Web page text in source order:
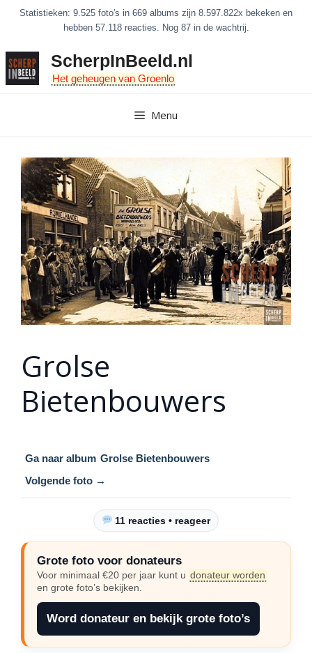
inhoud
Statistieken: 9.525 foto's in 669 albums zijn 8.597.822x bekeken en
hebben 57.118 reacties. Nog 87 in de wachtrij.
ScherpInBeeld.nl
Het geheugen van Groenlo
Menu
Grolse
Bietenbouwers
Ga naar album Grolse Bietenbouwers
Volgende foto →
11 reacties • reageer
Grote foto voor donateurs
Voor minimaal €20 per jaar kunt u donateur worden
en grote foto’s bekijken.
Word donateur en bekijk grote foto’s